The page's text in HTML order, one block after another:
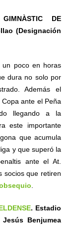
DE
(Designación
un poco en horas
dura no solo por
Además el
ante el Peña
llegando a la
este importante
que acumula
y que superó la
ante el At.
socios que retiren
. Estadio
Benjumea